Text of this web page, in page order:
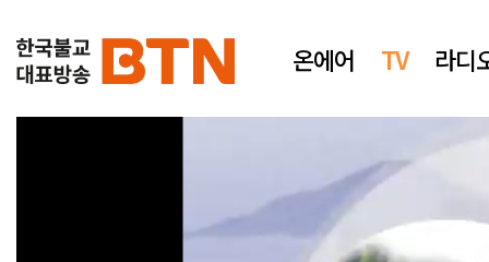
온에어 TV 라디